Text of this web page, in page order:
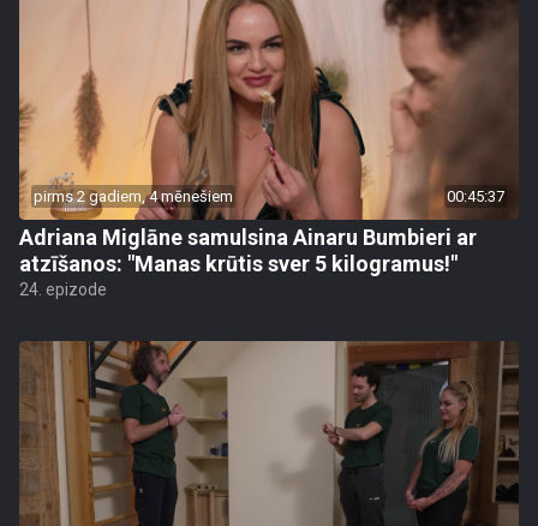
pirms 2 gadiem, 4 mēnešiem 00:45:37
Adriana Miglāne samulsina Ainaru Bumbieri ar
atzīšanos: "Manas krūtis sver 5 kilogramus!"
24. epizode